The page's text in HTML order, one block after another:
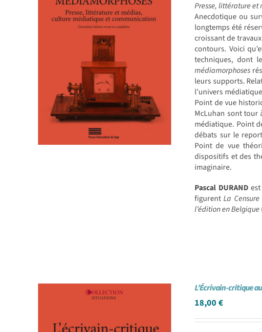
Presse, littérature
Anecdotique ou
longtemps été
croissant de
contours. Voici
techniques, dont
médiamorphoses
leurs supports.
l’univers
Point de vue
McLuhan sont tour
médiatique. Point
débats sur le
Point de vue
dispositifs et des
imaginaire.
Pascal DURAND
figurent La
l’édition en Belgique
L’Écrivain-critique
18,00€